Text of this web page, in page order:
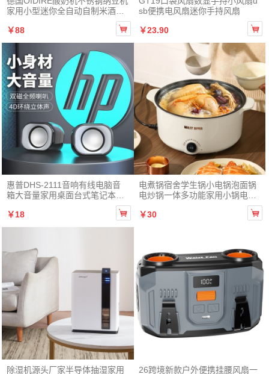
报
告
面
料
6%氨纶
运
动
服
运动背心
家用小型迷你全自动自制米酒发
￥88

sb便携电风扇迷你手持风扇
￥23.90

惠普DHS-2111音响有线电脑音
箱大音量家用桌面台式笔记本电
￥18

电煮锅宿舍学生锅小电锅泡面锅
电炒锅一体多功能家用小锅电热
￥30

除湿机源头厂家半导体抽湿家用 26跨境新款户外便携挂腰风扇一